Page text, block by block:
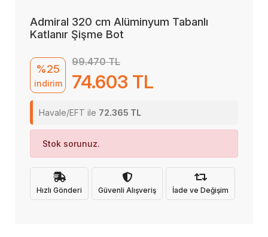
Admiral 320 cm Alüminyum Tabanlı
Katlanır Şişme Bot
%25
indirim
99.470 TL
74.603 TL
Havale/EFT ile 72.365 TL
Stok sorunuz.
Hızlı Gönderi Güvenli Alışveriş İade ve Değişim